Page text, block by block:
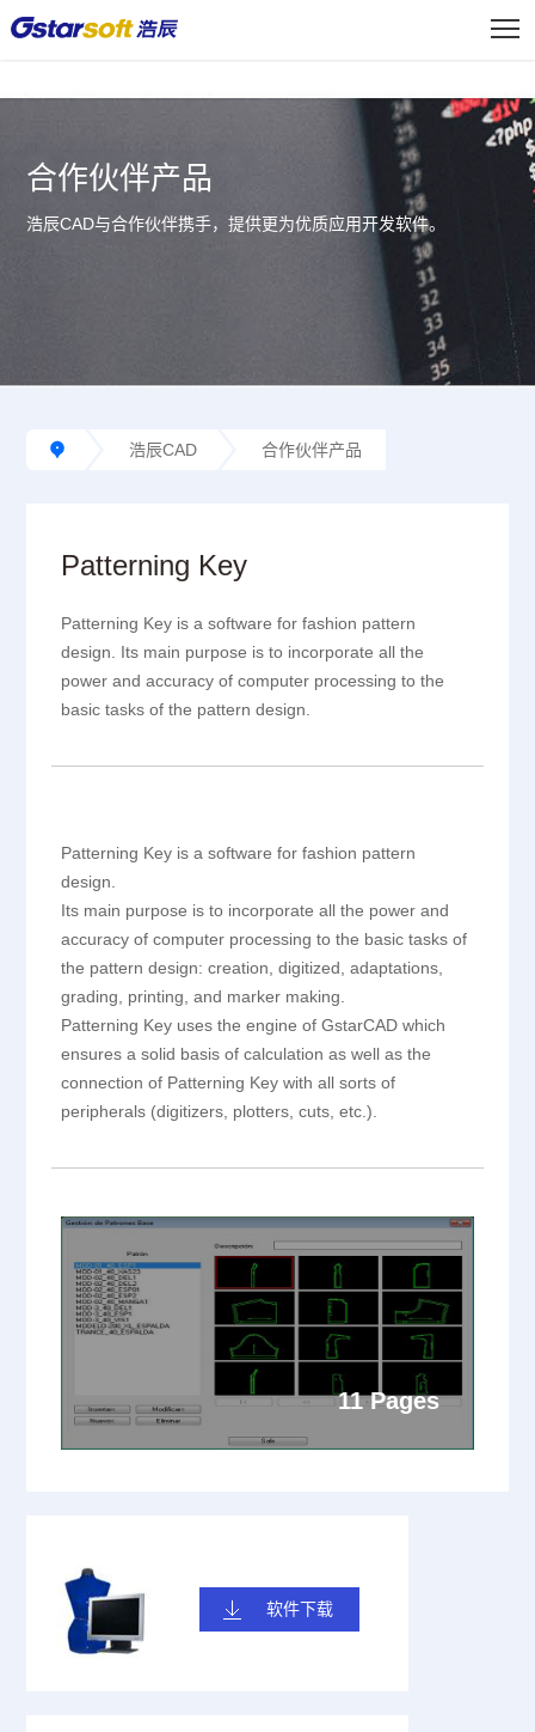
合作伙伴产品
浩辰CAD与合作伙伴携手，提供更为优质应用开发软件。
浩辰CAD 合作伙伴产品
Patterning Key
Patterning Key is a software for fashion pattern
design. Its main purpose is to incorporate all the
power and accuracy of computer processing to the
basic tasks of the pattern design.
Patterning Key is a software for fashion pattern
design.
Its main purpose is to incorporate all the power and
accuracy of computer processing to the basic tasks of
the pattern design: creation, digitized, adaptations,
grading, printing, and marker making.
Patterning Key uses the engine of GstarCAD which
ensures a solid basis of calculation as well as the
connection of Patterning Key with all sorts of
peripherals (digitizers, plotters, cuts, etc.).
11 Pages
软件下载